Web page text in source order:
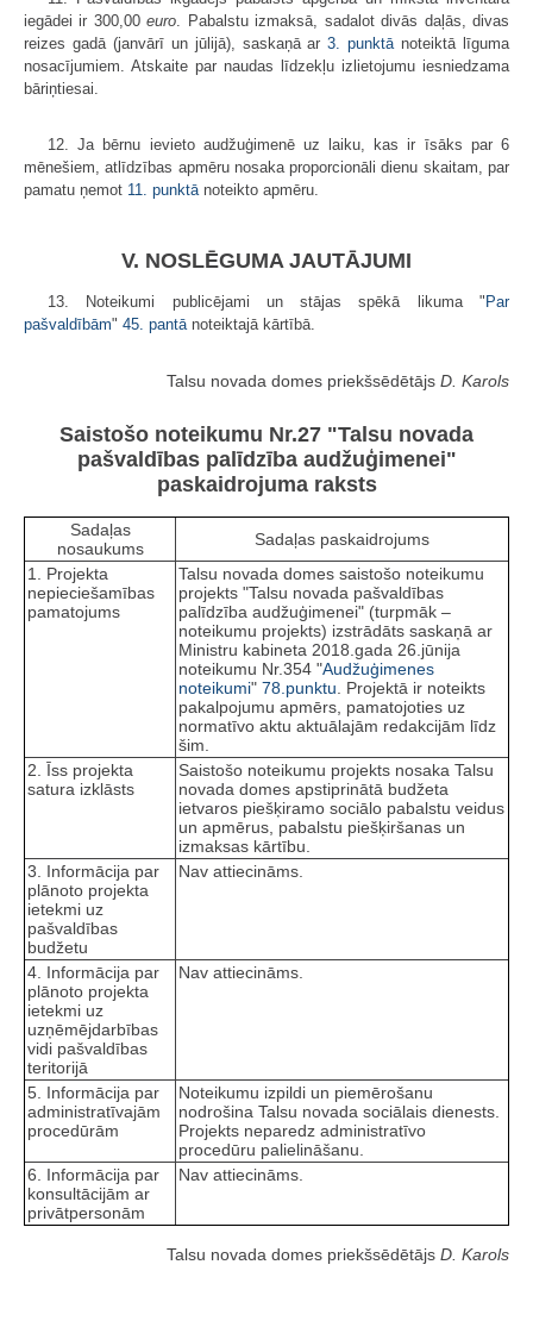
iegādei ir 300,00euro . Pabalstu izmaksā, sadalot divās daļās, divas
reizes gadā (janvārī un jūlijā), saskaņā ar3. punktā noteiktā līguma
nosacījumiem. Atskaite par naudas līdzekļu izlietojumu iesniedzama
bāriņtiesai.
12. Ja bērnu ievieto audžuģimenē uz laiku, kas ir īsāks par 6
mēnešiem, atlīdzības apmēru nosaka proporcionāli dienu skaitam, par
pamatu ņemot 11. punktā noteikto apmēru.
V. NOSLĒGUMA JAUTĀJUMI
13. Noteikumi publicējami un stājas spēkā likuma " Par
pašvaldībām" 45. pantānoteiktajā kārtībā.
Talsu novada domes priekšsēdētājs D. Karols
Saistošo noteikumu Nr.27 "Talsu novada
pašvaldības palīdzība audžuģimenei"
paskaidrojuma raksts
Sadaļas
nosaukums
Sadaļas paskaidrojums
1. Projekta
nepieciešamības
pamatojums
Talsu novada domes saistošo noteikumu
projekts "Talsu novada pašvaldības
palīdzība audžuģimenei" (turpmāk –
noteikumu projekts) izstrādāts saskaņā ar
Ministru kabineta 2018.gada 26.jūnija
noteikumu Nr.354 "Audžuģimenes
noteikumi" 78.punktu . Projektā ir noteikts
pakalpojumu apmērs, pamatojoties uz
normatīvo aktu aktuālajām redakcijām līdz
šim.
2. Īss projekta
satura izklāsts
Saistošo noteikumu projekts nosaka Talsu
novada domes apstiprinātā budžeta
ietvaros piešķiramo sociālo pabalstu veidus
un apmērus, pabalstu piešķiršanas un
izmaksas kārtību.
3. Informācija par
plānoto projekta
ietekmi uz
pašvaldības
budžetu
Nav attiecināms.
4. Informācija par
plānoto projekta
ietekmi uz
uzņēmējdarbības
vidi pašvaldības
teritorijā
Nav attiecināms.
5. Informācija par
administratīvajām
procedūrām
Noteikumu izpildi un piemērošanu
nodrošina Talsu novada sociālais dienests.
Projekts neparedz administratīvo
procedūru palielināšanu.
6. Informācija par
konsultācijām ar
privātpersonām
Nav attiecināms.
Talsu novada domes priekšsēdētājs D. Karols